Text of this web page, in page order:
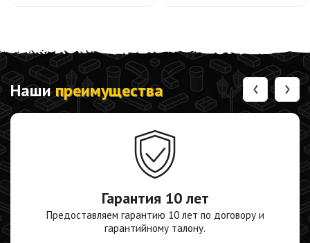
Нашипреимущества
Гарантия 10 лет
Предоставляем гарантию 10 лет по договору и
гарантийному талону.
‹ ›